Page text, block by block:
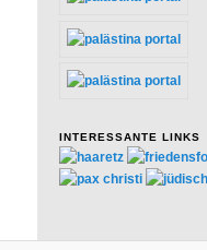
INTERESSANTE LINKS